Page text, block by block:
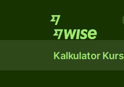
Kalkulator Kurs